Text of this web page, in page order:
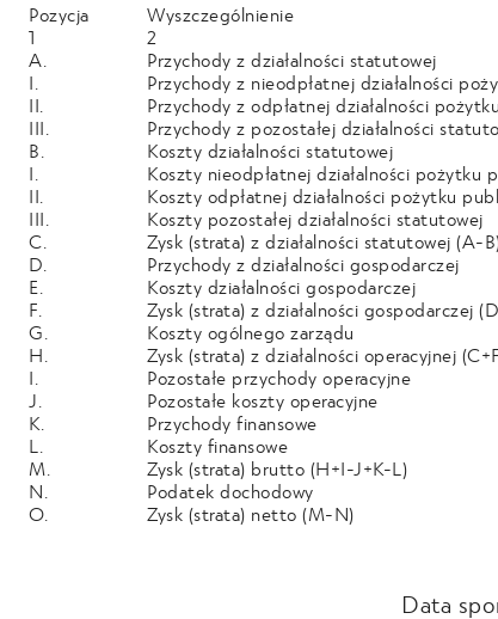
Pozycja
Wyszczególnienie
1
2
A.
Przychody z działalności statutowej
I.
Przychody z nieodpłatnej działalności
II.
Przychody z odpłatnej działalności
III.
Przychody z pozostałej działalności
B.
Koszty działalności statutowej
I.
Koszty nieodpłatnej działalności pożytku
II.
Koszty odpłatnej działalności pożytku
III.
Koszty pozostałej działalności statutowej
C.
Zysk (strata) z działalności statutowej (A-
D.
Przychody z działalności gospodarczej
E.
Koszty działalności gospodarczej
F.
Zysk (strata) z działalności gospodarczej
G.
Koszty ogólnego zarządu
H.
Zysk (strata) z działalności operacyjnej
I.
Pozostałe przychody operacyjne
J.
Pozostałe koszty operacyjne
K.
Przychody finansowe
L.
Koszty finansowe
M.
Zysk (strata) brutto (H+I-J+K-L)
N.
Podatek dochodowy
O.
Zysk (strata) netto (M-N)
Data